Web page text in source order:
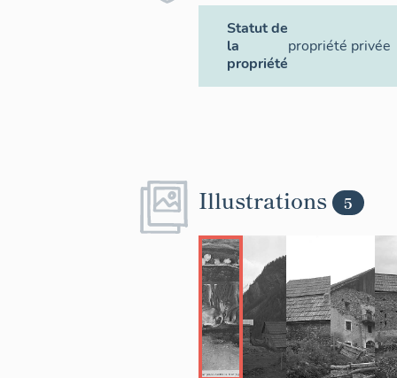
Statut de
la
propriété
propriété privée
Illustrations 5